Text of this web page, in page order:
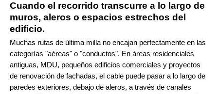
Cuando el recorrido transcurre a lo largo de
muros, aleros o espacios estrechos del
edificio.
Muchas rutas de última milla no encajan perfectamente en las
categorías "aéreas" o "conductos". En áreas residenciales
antiguas, MDU, pequeños edificios comerciales y proyectos
de renovación de fachadas, el cable puede pasar a lo largo de
paredes exteriores, debajo de aleros, a través de canales